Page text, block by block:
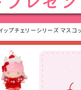
ップチェリーシリーズ マス